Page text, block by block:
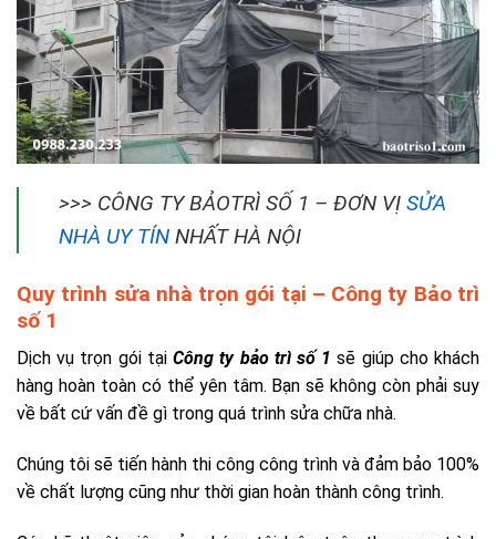
>>> CÔNG TY BẢOTRÌ SỐ 1 – ĐƠN VỊ SỬA
NHÀ UY TÍN NHẤT HÀ NỘI
Quy trình sửa nhà trọn gói tại – Công ty Bảo trì
số 1
Dịch vụ trọn gói tạiCông ty bảo trì số 1 sẽ giúp cho khách
hàng hoàn toàn có thể yên tâm. Bạn sẽ không còn phải suy
về bất cứ vấn đề gì trong quá trình sửa chữa nhà.
Chúng tôi sẽ tiến hành thi công công trình và đảm bảo 100%
về chất lượng cũng như thời gian hoàn thành công trình.